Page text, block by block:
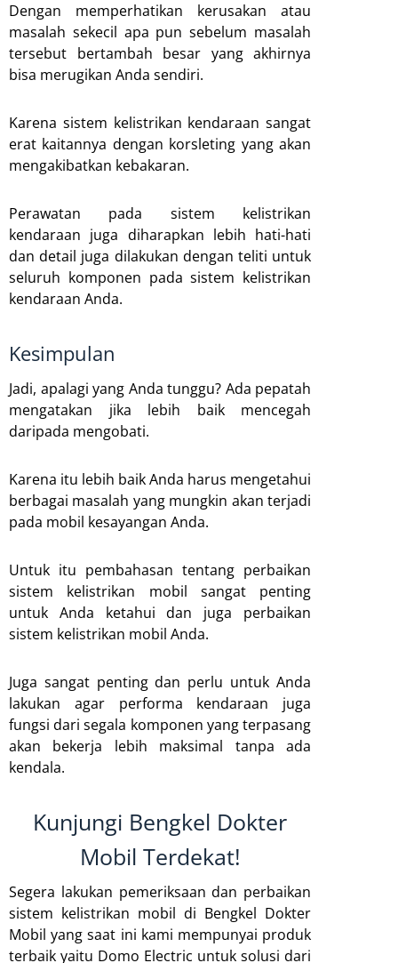
Dengan memperhatikan kerusakan atau
masalah sekecil apa pun sebelum masalah
tersebut bertambah besar yang akhirnya
bisa merugikan Anda sendiri.
Karena sistem kelistrikan kendaraan sangat
erat kaitannya dengan korsleting yang akan
mengakibatkan kebakaran.
Perawatan pada sistem kelistrikan
kendaraan juga diharapkan lebih hati-hati
dan detail juga dilakukan dengan teliti untuk
seluruh komponen pada sistem kelistrikan
kendaraan Anda.
Kesimpulan
Jadi, apalagi yang Anda tunggu? Ada pepatah
mengatakan jika lebih baik mencegah
daripada mengobati.
Karena itu lebih baik Anda harus mengetahui
berbagai masalah yang mungkin akan terjadi
pada mobil kesayangan Anda.
Untuk itu pembahasan tentang perbaikan
sistem kelistrikan mobil sangat penting
untuk Anda ketahui dan juga perbaikan
sistem kelistrikan mobil Anda.
Juga sangat penting dan perlu untuk Anda
lakukan agar performa kendaraan juga
fungsi dari segala komponen yang terpasang
akan bekerja lebih maksimal tanpa ada
kendala.
Kunjungi Bengkel Dokter
Mobil Terdekat!
Segera lakukan pemeriksaan dan perbaikan
sistem kelistrikan mobil di Bengkel Dokter
Mobil yang saat ini kami mempunyai produk
terbaik yaitu Domo Electric untuk solusi dari